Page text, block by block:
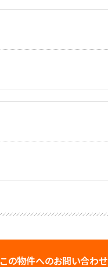
この物件へのお問い合わせ